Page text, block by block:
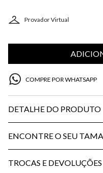
Provador Virtual
COMPRE POR WHATSAPP
DETALHE DO PRODUTO
ENCONTRE O SEU
TROCAS E DEVOLUÇÕES